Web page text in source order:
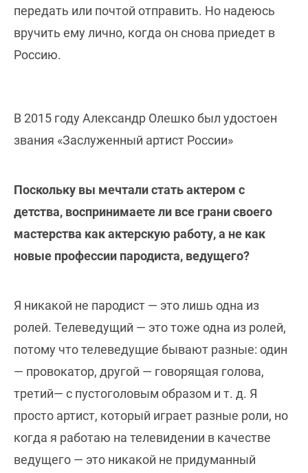
передать или почтой отправить. Но надеюсь
вручить ему лично, когда он снова приедет в
Россию.
В 2015 году Александр Олешко был удостоен
звания «Заслуженный артист России»
Поскольку вы мечтали стать актером с
детства, воспринимаете ли все грани своего
мастерства как актерскую работу, а не как
новые профессии пародиста, ведущего?
Я никакой не пародист — это лишь одна из
ролей. Телеведущий — это тоже одна из ролей,
потому что телеведущие бывают разные: один
— провокатор, другой — говорящая голова,
третий— с пустоголовым образом и т. д. Я
просто артист, который играет разные роли, но
когда я работаю на телевидении в качестве
ведущего — это никакой не придуманный